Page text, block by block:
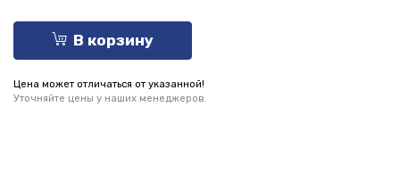
В корзину
Цена может отличаться от указанной!
Уточняйте цены у наших менеджеров.